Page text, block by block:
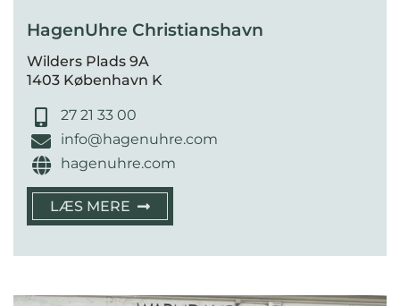
HagenUhre Christianshavn
Wilders Plads 9A
1403 København K
27 21 33 00
info@hagenuhre.com
hagenuhre.com
LÆS MERE